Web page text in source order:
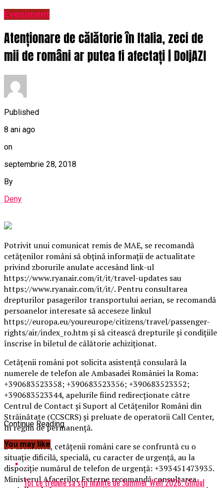
Eveniment
Atenționare de călătorie în Italia, zeci de
mii de români ar putea fi afectați | DoljAZI
Published
8 ani ago
on
septembrie 28, 2018
By
Deny
Potrivit unui comunicat remis de MAE, se recomandă
cetăţenilor români să obţină informaţii de actualitate
privind zborurile anulate accesând link-ul
https://www.ryanair.com/it/it/travel-updates sau
https://www.ryanair.com/it/it/. Pentru consultarea
drepturilor pasagerilor transportului aerian, se recomandă
persoanelor interesate să acceseze linkul
https://europa.eu/youreurope/citizens/travel/passenger-
rights/air/index_ro.htm şi să citească drepturile şi condiţiile
înscrise în biletul de călătorie achiziţionat.
Cetăţenii români pot solicita asistenţă consulară la
numerele de telefon ale Ambasadei României la Roma:
+390683523358; +390683523356; +390683523352;
+390683523344, apelurile fiind redirecţionate către
Centrul de Contact şi Suport al Cetăţenilor Români din
Străinătate (CCSCRS) şi preluate de operatorii Call Center,
în regim de permanenţă.
De asemenea, cetăţenii români care se confruntă cu o
situaţie dificilă, specială, cu caracter de urgenţă, au la
dispoziţie numărul de telefon de urgenţă: +393451473935.
Ministerul Afacerilor Externe recomandă consultarea
Continue Reading
You may like
Tot ce trebuie sa stii inainte de Summer Well 2026. Ghidul